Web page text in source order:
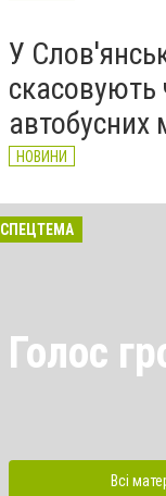
У
скасовують
автобусних
НОВИНИ
СПЕЦТЕМА
Голос
Всі